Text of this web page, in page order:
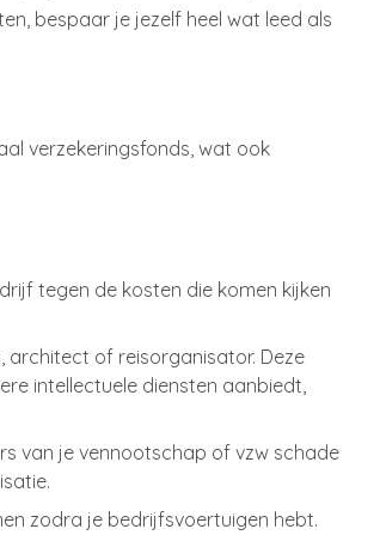
bespaar je jezelf heel wat leed als
verzekeringsfonds, wat ook
tegen de kosten die komen kijken
of reisorganisator. Deze
intellectuele diensten aanbiedt,
van je vennootschap of vzw schade
zodra je bedrijfsvoertuigen hebt.